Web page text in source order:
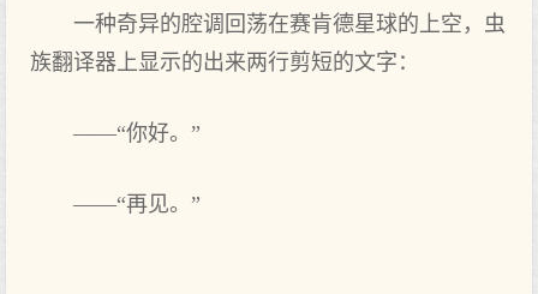
一种奇异的腔调回荡在赛肯德星球的上空，虫
族翻译器上显示的出来两行剪短的文字：
——“你好。”
——“再见。”